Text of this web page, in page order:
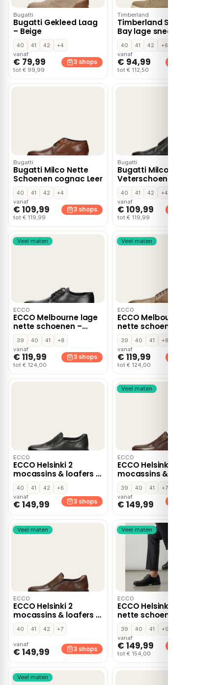
Bugatti
Bugatti Gekleed Laag
– Beige
40 41 42
+4
vanaf
€ 79,99
tot € 99,99
3 shops
Timberland
Timberland Seneca
Bay lage sneakers –
Beige
40 41 42
+6
vanaf
€ 94,99
tot € 112,50
Bugatti
Bugatti Milco Nette
Schoenen cognac Leer
40 41 42
+4
vanaf
€ 109,99
tot € 119,99
3 shops
Bugatti
Bugatti Milco
Veterschoenen zwart
Leer
40 41 42
+4
vanaf
€ 109,99
tot € 119,99
Veel maten
ECCO
ECCO Melbourne lage
nette schoenen –
Zwart
39 40 41
+8
vanaf
€ 119,99
tot € 124,00
3 shops
Veel maten
ECCO
ECCO Melbourne lage
nette schoenen –
Bruin
39 40 41
+8
vanaf
€ 119,99
tot € 124,00
ECCO
ECCO Helsinki 2
mocassins & loafers –
Zwart
40 41 42
+6
vanaf
€ 149,99 3 shops
Veel maten
ECCO
ECCO Helsinki 2
mocassins & loafers –
Cognac
39 40 41
+7
vanaf
€ 149,99
Veel maten
ECCO
ECCO Helsinki 2
mocassins & loafers –
Cognac
40 41 42 +7
vanaf
€ 149,99 3 shops
Veel maten
ECCO
ECCO Helsinki 2 lage
nette schoenen –
Zwart
39 40 41
+9
vanaf
€ 149,99
tot € 154,00
Veel maten